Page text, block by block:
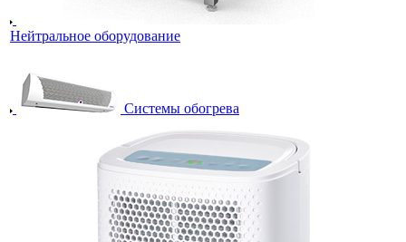
Нейтральное оборудование
Системы обогрева